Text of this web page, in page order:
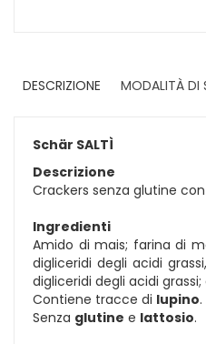
DESCRIZIONE
MODALITÀ DI
Schär SALTÌ
Descrizione
Crackers senza glutine
Ingredienti
Amido di mais; farina di
digliceridi degli acidi
digliceridi degli acidi
Contiene tracce di lupino.
Senza glutine e lattosio.